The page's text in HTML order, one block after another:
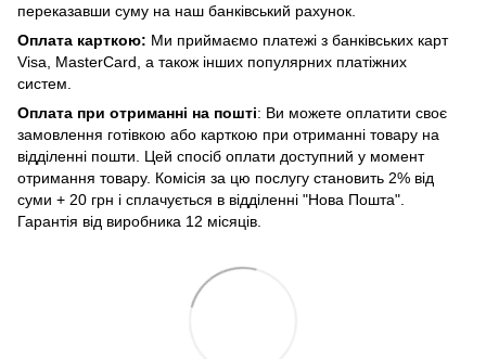
переказавши суму на наш банківський рахунок.
Оплата карткою: Ми приймаємо платежі з банківських карт
Visa, MasterCard, а також інших популярних платіжних
систем.
Оплата при отриманні на пошті: Ви можете оплатити своє
замовлення готівкою або карткою при отриманні товару на
відділенні пошти. Цей спосіб оплати доступний у момент
отримання товару. Комісія за цю послугу становить 2% від
суми + 20 грн і сплачується в відділенні "Нова Пошта".
Гарантія від виробника 12 місяців.